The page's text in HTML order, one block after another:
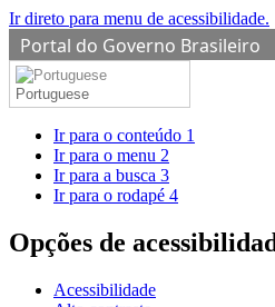
Ir direto para menu de acessibilidade.
Portal do Governo Brasileiro
Portuguese
Ir para o conteúdo 1
Ir para o menu 2
Ir para a busca 3
Ir para o rodapé 4
Opções de
Acessibilidade